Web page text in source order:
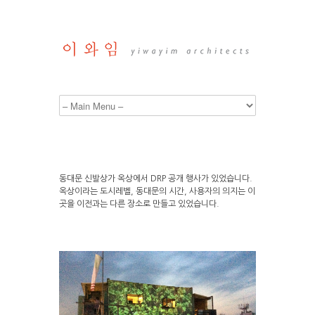
동대문 신발상가 옥상에서 DRP 공개 행사가 있었습니다.
옥상이라는 도시레벨, 동대문의 시간, 사용자의 의지는 이
곳을 이전과는 다른 장소로 만들고 있었습니다.